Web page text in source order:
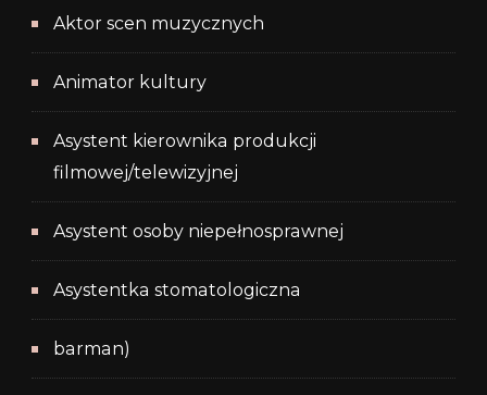
Aktor scen muzycznych
Animator kultury
Asystent kierownika produkcji
filmowej/telewizyjnej
Asystent osoby niepełnosprawnej
Asystentka stomatologiczna
barman)